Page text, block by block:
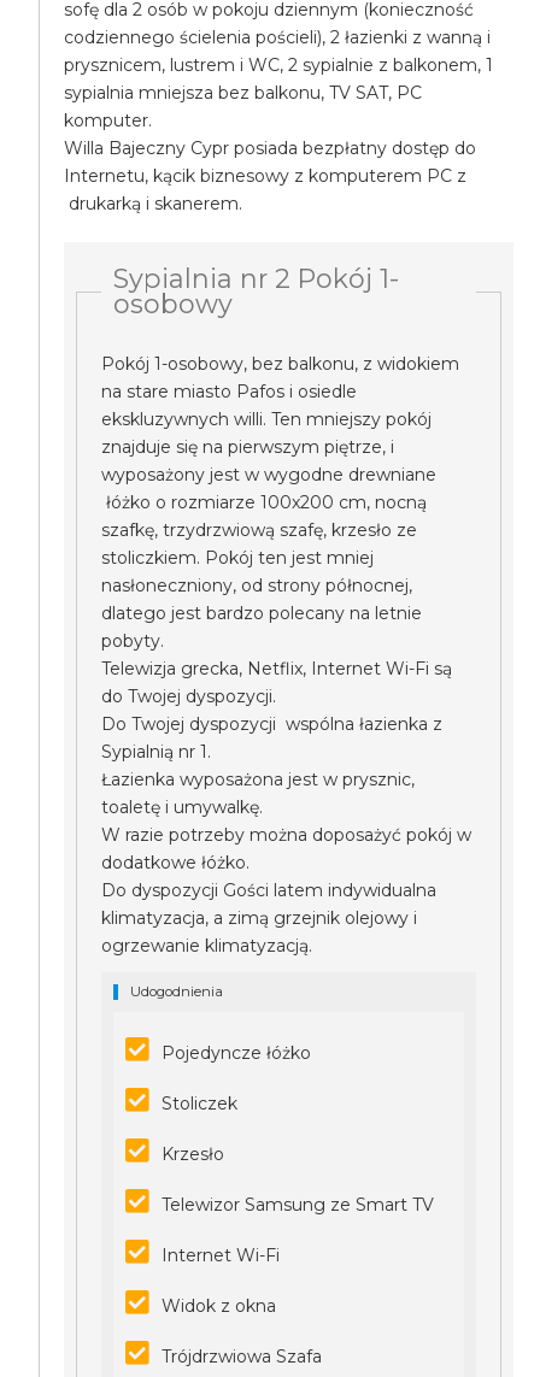
sofę dla 2 osób w pokoju dziennym (konieczność
codziennego ścielenia pościeli), 2 łazienki z wanną i
prysznicem, lustrem i WC, 2 sypialnie z balkonem, 1
sypialnia mniejsza bez balkonu, TV SAT, PC
komputer.
Willa Bajeczny Cypr posiada bezpłatny dostęp do
Internetu, kącik biznesowy z komputerem PC z
drukarką i skanerem.
Sypialnia nr 2 Pokój 1-
osobowy
Pokój 1-osobowy, bez balkonu, z widokiem
na stare miasto Pafos i osiedle
ekskluzywnych willi. Ten mniejszy pokój
znajduje się na pierwszym piętrze, i
wyposażony jest w wygodne drewniane
łóżko o rozmiarze 100x200 cm, nocną
szafkę, trzydrzwiową szafę, krzesło ze
stoliczkiem. Pokój ten jest mniej
nasłoneczniony, od strony północnej,
dlatego jest bardzo polecany na letnie
pobyty.
Telewizja grecka, Netflix, Internet Wi-Fi są
do Twojej dyspozycji.
Do Twojej dyspozycji wspólna łazienka z
Sypialnią nr 1.
Łazienka wyposażona jest w prysznic,
toaletę i umywalkę.
W razie potrzeby można doposażyć pokój w
dodatkowe łóżko.
Do dyspozycji Gości latem indywidualna
klimatyzacja, a zimą grzejnik olejowy i
ogrzewanie klimatyzacją.
Udogodnienia
Pojedyncze łóżko
Stoliczek
Krzesło
Telewizor Samsung ze Smart TV
Internet Wi-Fi
Widok z okna
Trójdrzwiowa Szafa